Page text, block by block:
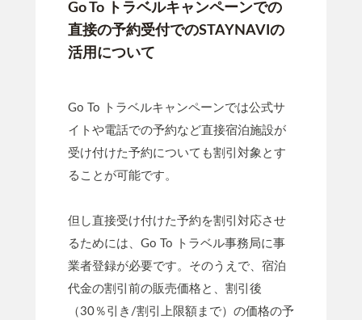
Go To トラベルキャンペーンでの
直接の予約受付でのSTAYNAVIの
活用について
Go To トラベルキャンペーンでは公式サ
イトや電話での予約など直接宿泊施設が
受け付けた予約についても割引対象とす
ることが可能です。
但し直接受け付けた予約を割引対応させ
るためには、Go To トラベル事務局に事
業者登録が必要です。そのうえで、宿泊
代金の割引前の販売価格と、割引後
（30％引き/割引上限額まで）の価格の予